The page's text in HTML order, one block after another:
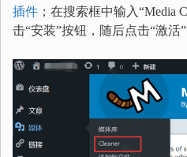
插件 ；在搜索框中输入“Media
击“安装”按钮，随后点击“激活”